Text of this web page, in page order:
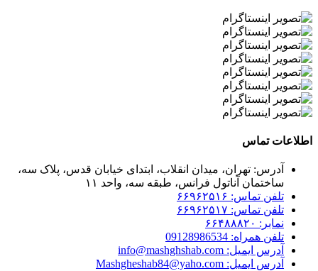
اطلاعات تماس
آدرس: تهران، میدان انقلاب، ابتدای خیابان قدس، پلاک سه،
ساختمان آناتول فرانس، طبقه سه، واحد ۱۱
تلفن تماس: ۶۶۹۶۲۵۱۶
تلفن تماس: ۶۶۹۶۲۵۱۷
نمابر: ۶۶۴۸۸۸۲۰
تلفن همراه: 09128986534
آدرس ایمیل: info@mashghshab.com
آدرس ایمیل: Mashgheshab84@yaho.com